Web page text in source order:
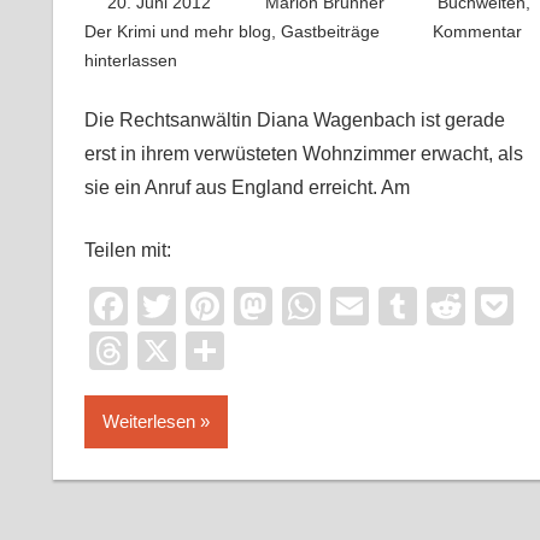
Der Krimi und mehr blog Gastbeiträge
Kommentar
hinterlassen
Die Rechtsanwältin Diana Wagenbach ist gerade
erst in ihrem verwüsteten Wohnzimmer erwacht, als
sie ein Anruf aus England erreicht. Am
Teilen mit:
Facebook
TwitterPinterest
Mastodon
WhatsApp
EmailTumblr
Threads
X
Weiterlesen